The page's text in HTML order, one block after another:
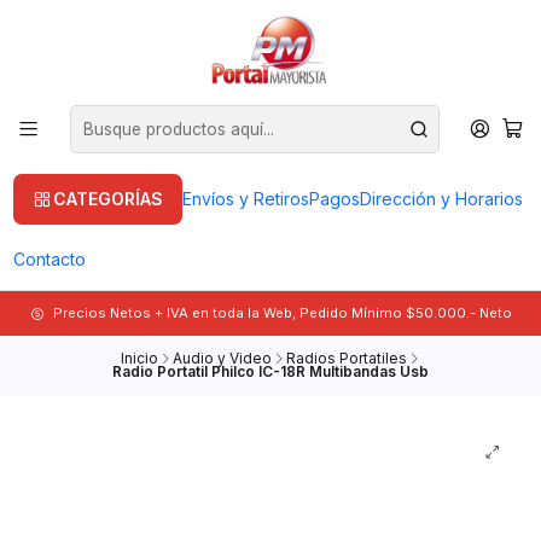
CATEGORÍAS Envíos y RetirosPagosDirección y Horarios
Contacto
Precios Netos + IVA en toda la Web, Pedido Mínimo $50.000.- Neto
Inicio Audio y Video Radios Portatiles
Radio Portatil Philco IC-18R Multibandas Usb